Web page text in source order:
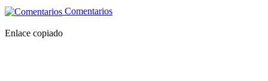
Comentarios
Enlace copiado